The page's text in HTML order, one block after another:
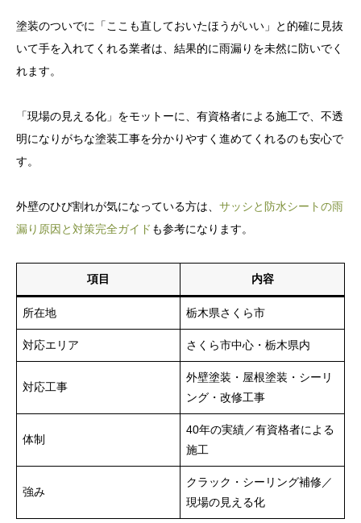
塗装のついでに「ここも直しておいたほうがいい」と的確に見抜
いて手を入れてくれる業者は、結果的に雨漏りを未然に防いでく
れます。
「現場の見える化」をモットーに、有資格者による施工で、不透
明になりがちな塗装工事を分かりやすく進めてくれるのも安心で
す。
外壁のひび割れが気になっている方は、 サッシと防水シートの雨
漏り原因と対策完全ガイド も参考になります。
項目 内容
所在地 栃木県さくら市
対応エリア さくら市中心・栃木県内
対応工事
外壁塗装・屋根塗装・シーリ
ング・改修工事
体制
40年の実績／有資格者による
施工
強み
クラック・シーリング補修／
現場の見える化